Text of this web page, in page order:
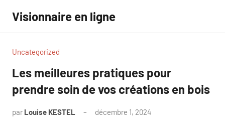
contenu
Visionnaire en ligne
Uncategorized
Les meilleures pratiques pour
prendre soin de vos créations en bois
par Louise KESTEL décembre 1, 2024